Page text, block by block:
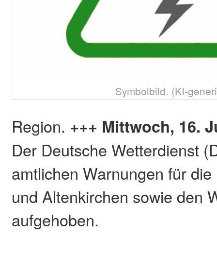
Symbolbild. (KI-
Region. +++ Mittwoch, 16.
Der Deutsche Wetterdienst
amtlichen Warnungen für
und Altenkirchen sowie den
aufgehoben.